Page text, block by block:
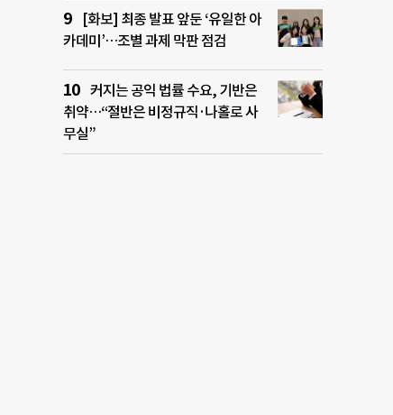
[화보] 최종 발표 앞둔 ‘유일한 아
카데미’…조별 과제 막판 점검
커지는 공익 법률 수요, 기반은
취약…“절반은 비정규직·나홀로 사
무실”